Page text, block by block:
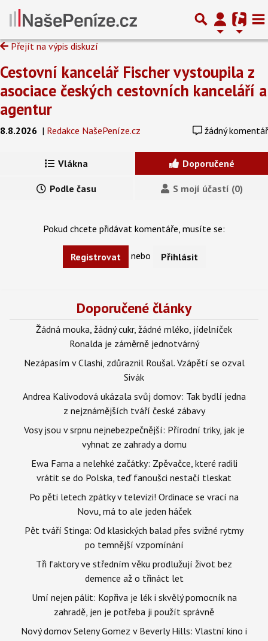
Přejít na výpis diskuzí
Cestovní kancelář Fischer vystoupila z
asociace českých cestovních kanceláří a
agentur
8.8.2026 | Redakce NašePeníze.cz žádný komentář
Vlákna Doporučené
Podle času S mojí účastí (0)
Pokud chcete přidávat komentáře, musíte se:
Registrovat nebo Přihlásit
Doporučené články
Žádná mouka, žádný cukr, žádné mléko, jídelníček
Ronalda je záměrně jednotvárný
Nezápasím v Clashi, zdůraznil Roušal. Vzápětí se ozval
Sivák
Andrea Kalivodová ukázala svůj domov: Tak bydlí jedna
z nejznámějších tváří české zábavy
Vosy jsou v srpnu nejnebezpečnější: Přírodní triky, jak je
vyhnat ze zahrady a domu
Ewa Farna a nelehké začátky: Zpěvačce, které radili
vrátit se do Polska, teď fanoušci nestačí tleskat
Po pěti letech zpátky v televizi! Ordinace se vrací na
Novu, má to ale jeden háček
Pět tváří Stinga: Od klasických balad přes svižné rytmy
po temnější vzpomínání
Tři faktory ve středním věku prodlužují život bez
demence až o třináct let
Umí nejen pálit: Kopřiva je lék i skvělý pomocník na
zahradě, jen je potřeba ji použít správně
Nový domov Seleny Gomez v Beverly Hills: Vlastní kino i